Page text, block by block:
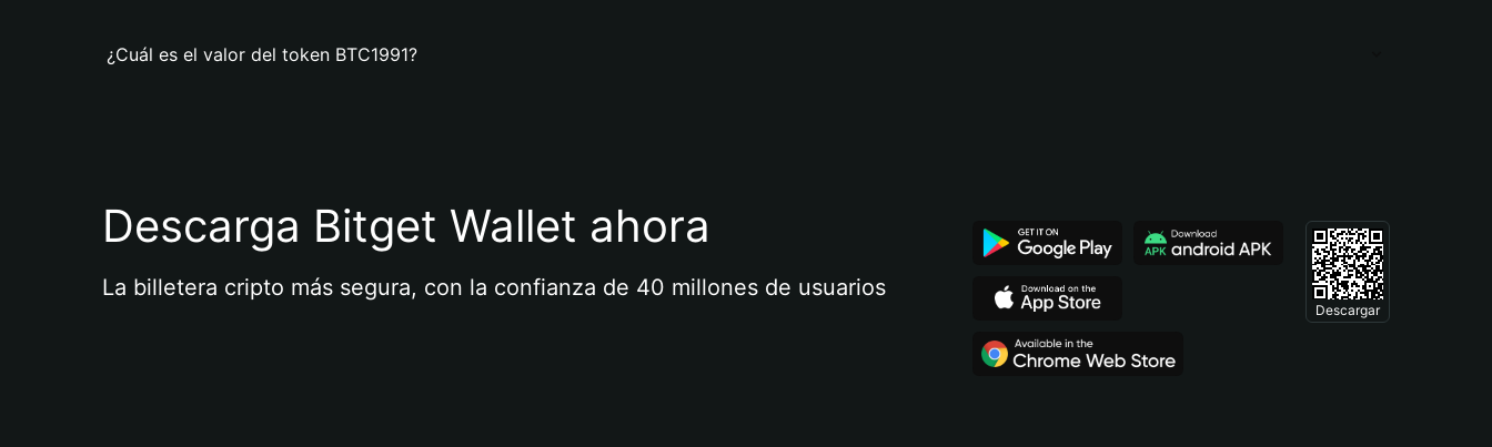
¿Cuál es el valor del token BTC1991?
Descarga Bitget Wallet ahora
La billetera cripto más segura, con la confianza de 40 millones de usuarios
Descargar